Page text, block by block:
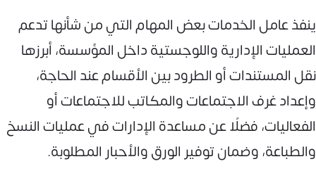
ينفذ عامل الخدمات بعض المهام التي من شأنها تدعم
العمليات الإدارية واللوجستية داخل المؤسسة، أبرزها
نقل المستندات أو الطرود بين الأقسام عند الحاجة،
وإعداد غرف الاجتماعات والمكاتب للاجتماعات أو
الفعاليات، فضلًا عن مساعدة الإدارات في عمليات النسخ
والطباعة، وضمان توفير الورق والأحبار المطلوبة.